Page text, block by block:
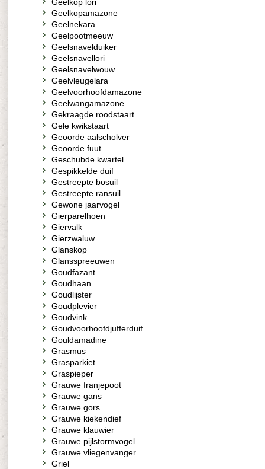
Geelkopamazone
Geelnekara
Geelpootmeeuw
Geelsnavelduiker
Geelsnavellori
Geelsnavelwouw
Geelvleugelara
Geelvoorhoofdamazone
Geelwangamazone
Gekraagde roodstaart
Gele kwikstaart
Geoorde aalscholver
Geoorde fuut
Geschubde kwartel
Gespikkelde duif
Gestreepte bosuil
Gestreepte ransuil
Gewone jaarvogel
Gierparelhoen
Giervalk
Gierzwaluw
Glanskop
Glansspreeuwen
Goudfazant
Goudhaan
Goudlijster
Goudplevier
Goudvink
Goudvoorhoofdjufferduif
Gouldamadine
Grasmus
Grasparkiet
Graspieper
Grauwe franjepoot
Grauwe gans
Grauwe gors
Grauwe kiekendief
Grauwe klauwier
Grauwe pijlstormvogel
Grauwe vliegenvanger
Griel